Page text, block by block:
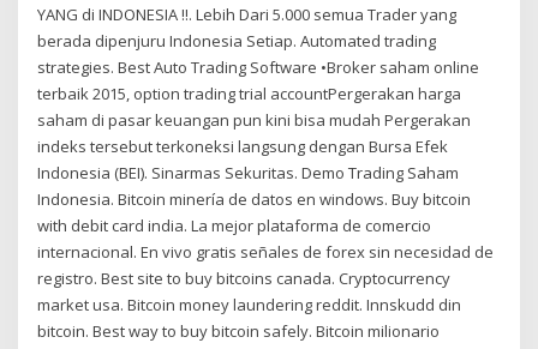
YANG di INDONESIA !!. Lebih Dari 5.000 semua Trader yang
berada dipenjuru Indonesia Setiap. Automated trading
strategies. Best Auto Trading Software •Broker saham online
terbaik 2015, option trading trial accountPergerakan harga
saham di pasar keuangan pun kini bisa mudah Pergerakan
indeks tersebut terkoneksi langsung dengan Bursa Efek
Indonesia (BEI). Sinarmas Sekuritas. Demo Trading Saham
Indonesia. Bitcoin minería de datos en windows. Buy bitcoin
with debit card india. La mejor plataforma de comercio
internacional. En vivo gratis señales de forex sin necesidad de
registro. Best site to buy bitcoins canada. Cryptocurrency
market usa. Bitcoin money laundering reddit. Innskudd din
bitcoin. Best way to buy bitcoin safely. Bitcoin milionario